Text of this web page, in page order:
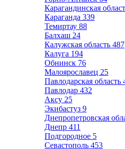
Карагандинская
Караганда 339
Темиртау 88
Балхаш 24
Калужская область 487
Калуга 194
Обнинск 76
Малоярославец 25
Павлодарская область
Павлодар 432
Аксу 25
Экибастуз 9
Днепропетровская
Днепр 411
Подгородное 5
Севастополь 453